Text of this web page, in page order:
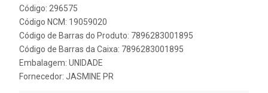
Código: 296575
Código NCM: 19059020
Código de Barras do Produto: 7896283001895
Código de Barras da Caixa: 7896283001895
Embalagem: UNIDADE
Fornecedor: JASMINE PR